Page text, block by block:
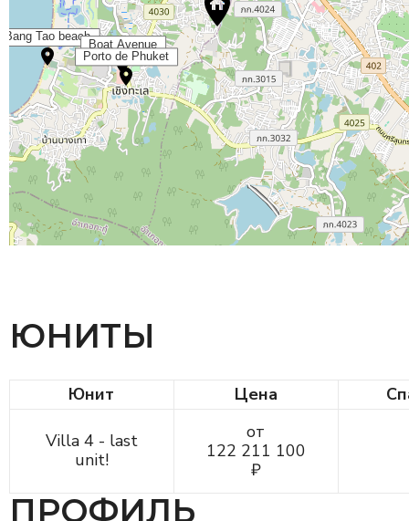
ЮНИТЫ
Юнит Цена
Villa 4 - last
unit!
от
122 211 100
₽
ПРОФИЛЬ